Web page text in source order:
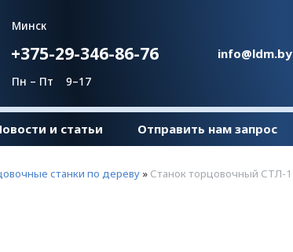
Минск
+375-29-346-86-76
Пн – Пт 9–17
info@ldm.by
и статьи Отправить нам запрос
станки по дереву » Станок торцовочный СТЛ-1